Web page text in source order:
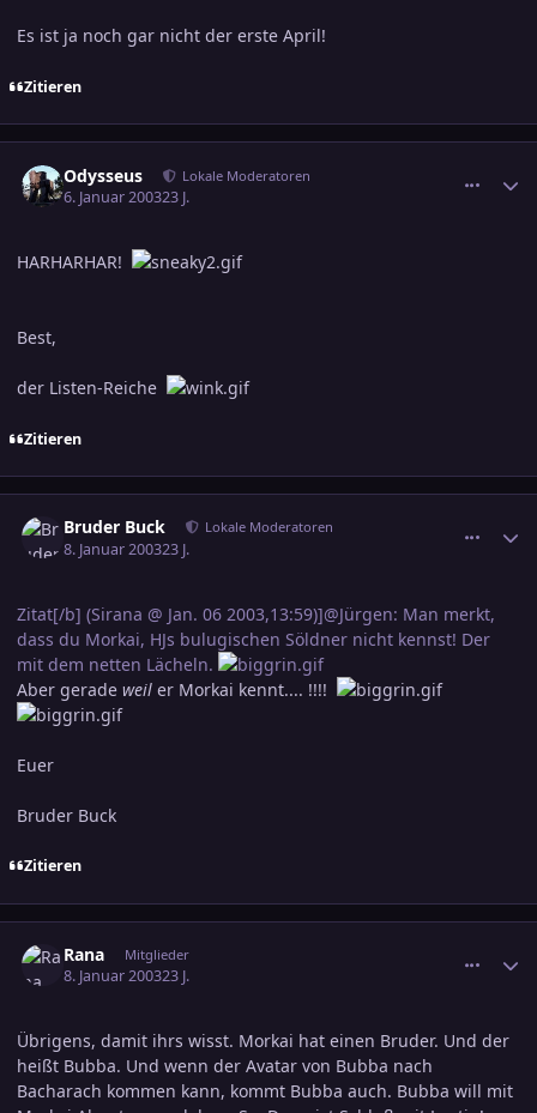
Es ist ja noch gar nicht der erste April!
Zitieren
Odysseus Lokale Moderatoren
6. Januar 200323 J.
HARHARHAR!
Best,
der Listen-Reiche
Zitieren
Bruder Buck Lokale Moderatoren
8. Januar 200323 J.
Zitat[/b] (Sirana @ Jan. 06 2003,13:59)]@Jürgen: Man merkt,
dass du Morkai, HJs bulugischen Söldner nicht kennst! Der
mit dem netten Lächeln.
Aber gerade weil er Morkai kennt.... !!!!
Euer
Bruder Buck
Zitieren
Rana Mitglieder
8. Januar 200323 J.
Übrigens, damit ihrs wisst. Morkai hat einen Bruder. Und der
heißt Bubba. Und wenn der Avatar von Bubba nach
Bacharach kommen kann, kommt Bubba auch. Bubba will mit